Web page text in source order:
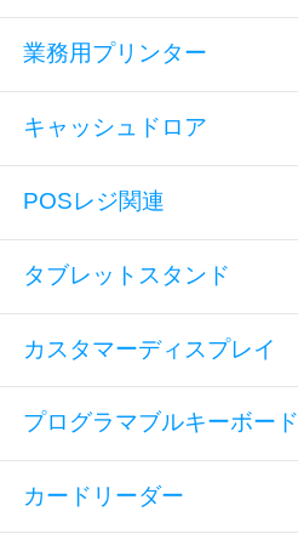
業務用プリンター
キャッシュドロア
POSレジ関連
タブレットスタンド
カスタマーディスプレイ
プログラマブルキーボード
カードリーダー